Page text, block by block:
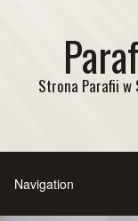
Strona Parafii w